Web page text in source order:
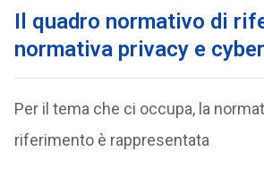
Il quadro normativo di
normativa privacy e
Per il tema che ci occupa, la
riferimento è rappresentata